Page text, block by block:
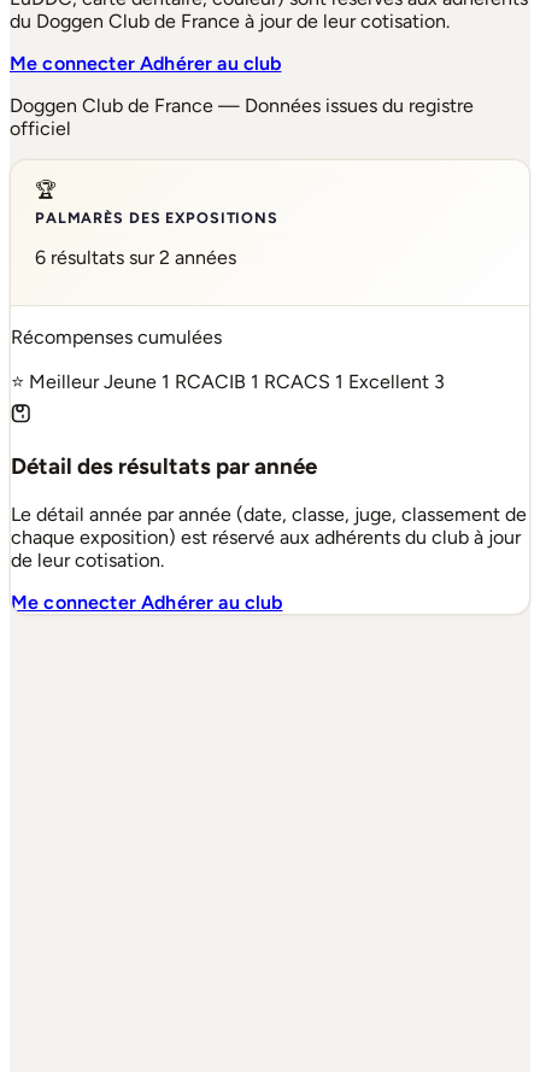
du Doggen Club de France à jour de leur cotisation.
Me connecterAdhérer au club
Doggen Club de France — Données issues du registre
officiel
🏆
PALMARÈS DES EXPOSITIONS
6 résultats sur 2 années
Récompenses cumulées
⭐ Meilleur Jeune 1 RCACIB 1 RCACS 1 Excellent 3
Détail des résultats par année
Le détail année par année (date, classe, juge, classement de
chaque exposition) est réservé aux adhérents du club à jour
de leur cotisation.
Me connecterAdhérer au club